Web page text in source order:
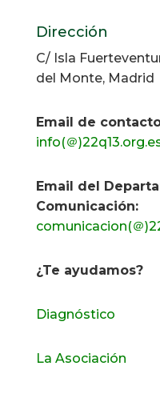
Dirección
C/ Isla
del Monte, Madrid
Email de
info(＠
Email del
Comunicación:
comunicacion(＠
¿Te ayudamos?
Diagnóstico
La Asociación